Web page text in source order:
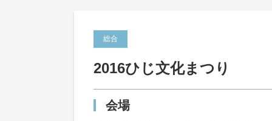
総合
2016ひじ文化まつり
会場